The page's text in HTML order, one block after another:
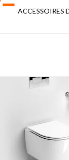
ACCESSOIRES
InBe toilette sans
suspendre, avec assise
système fermeture
céramique blanc
AJOUTER AU